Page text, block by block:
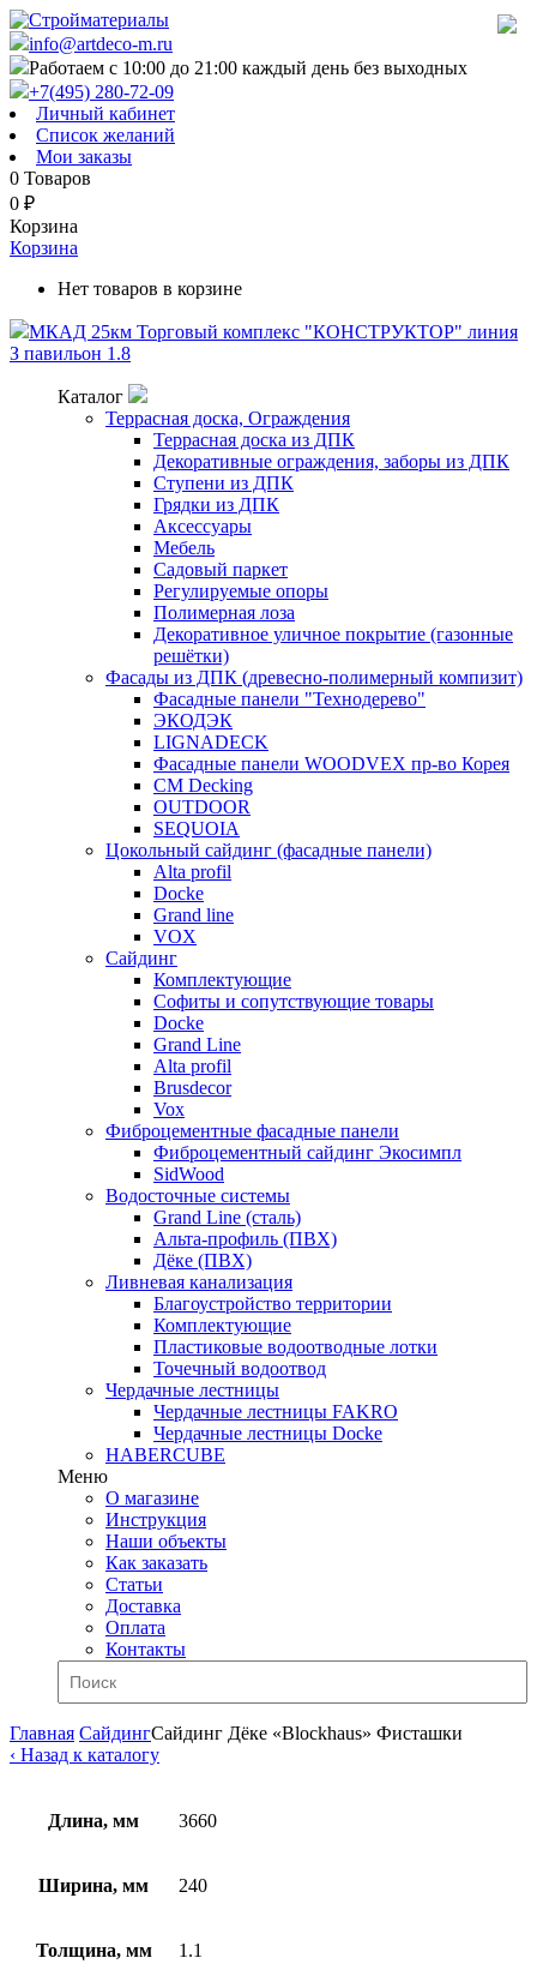
info@artdeco-m.ru
Работаем с 10:00 до 21:00 каждый день без выходных
+7(495) 280-72-09
Личный кабинет
Список желаний
Мои заказы
0 Товаров
0 ₽
Корзина
Корзина
Нет товаров в корзине
МКАД 25км Торговый комплекс "КОНСТРУКТОР" линия
З павильон 1.8
Каталог
Террасная доска, Ограждения
Террасная доска из ДПК
Декоративные ограждения, заборы из ДПК
Ступени из ДПК
Грядки из ДПК
Аксессуары
Мебель
Садовый паркет
Регулируемые опоры
Полимерная лоза
Декоративное уличное покрытие (газонные
решётки)
Фасады из ДПК (древесно-полимерный компизит)
Фасадные панели "Технодерево"
ЭКОДЭК
LIGNADECK
Фасадные панели WOODVEX пр-во Корея
CM Decking
OUTDOOR
SEQUOIA
Цокольный сайдинг (фасадные панели)
Alta profil
Docke
Grand line
VOX
Сайдинг
Комплектующие
Софиты и сопутствующие товары
Docke
Grand Line
Alta profil
Brusdecor
Vox
Фиброцементные фасадные панели
Фиброцементный сайдинг Экосимпл
SidWood
Водосточные системы
Grand Line (сталь)
Альта-профиль (ПВХ)
Дёке (ПВХ)
Ливневая канализация
Благоустройство территории
Комплектующие
Пластиковые водоотводные лотки
Точечный водоотвод
Чердачные лестницы
Чердачные лестницы FAKRO
Чердачные лестницы Docke
HABERCUBE
Меню
О магазине
Инструкция
Наши объекты
Как заказать
Статьи
Доставка
Оплата
Контакты
Главная СайдингСайдинг Дёке «Blockhaus» Фисташки
‹ Назад к каталогу
Длина, мм 3660
Ширина, мм 240
Толщина, мм 1.1